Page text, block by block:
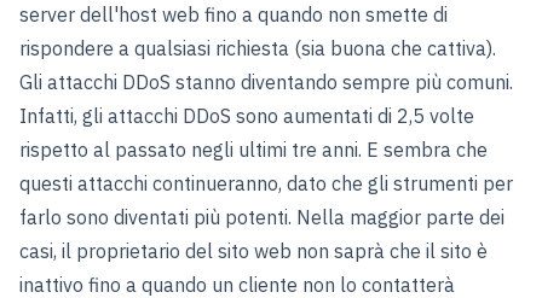
server dell'host web fino a quando non smette di
rispondere a qualsiasi richiesta (sia buona che cattiva).
Gli attacchi DDoS stanno diventando sempre più comuni.
Infatti, gli attacchi DDoS sono aumentati di 2,5 volte
rispetto al passato negli ultimi tre anni. E sembra che
questi attacchi continueranno, dato che gli strumenti per
farlo sono diventati più potenti. Nella maggior parte dei
casi, il proprietario del sito web non saprà che il sito è
inattivo fino a quando un cliente non lo contatterà